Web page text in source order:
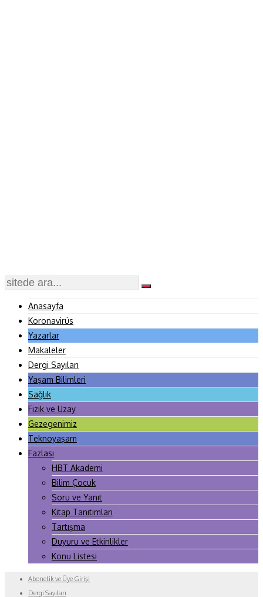
Anasayfa
Koronavirüs
Yazarlar
Makaleler
Dergi Sayıları
Yaşam Bilimleri
Sağlık
Fizik ve Uzay
Gezegenimiz
Teknoyaşam
Fazlası
HBT Akademi
Bilim Çocuk
Soru ve Yanıt
Kitap Tanıtımları
Tartışma
Duyuru ve Etkinlikler
Konu Listesi
Abonelik ve Üye Girişi
Dergi Sayıları